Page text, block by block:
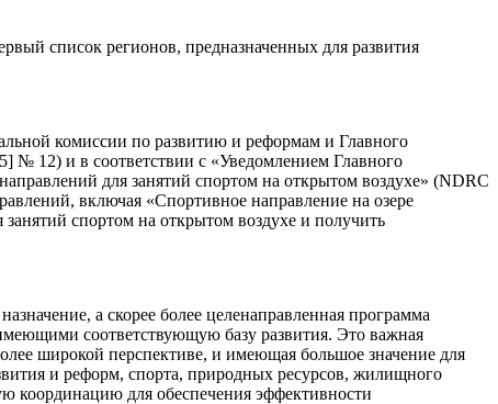
список регионов, предназначенных для развития
комиссии по развитию и реформам и Главного
№ 12) и в соответствии с «Уведомлением Главного
для занятий спортом на открытом воздухе» (NDRC
включая «Спортивное направление на озере
спортом на открытом воздухе и получить
а скорее более целенаправленная программа
соответствующую базу развития. Это важная
широкой перспективе, и имеющая большое значение для
и реформ, спорта, природных ресурсов, жилищного
координацию для обеспечения эффективности